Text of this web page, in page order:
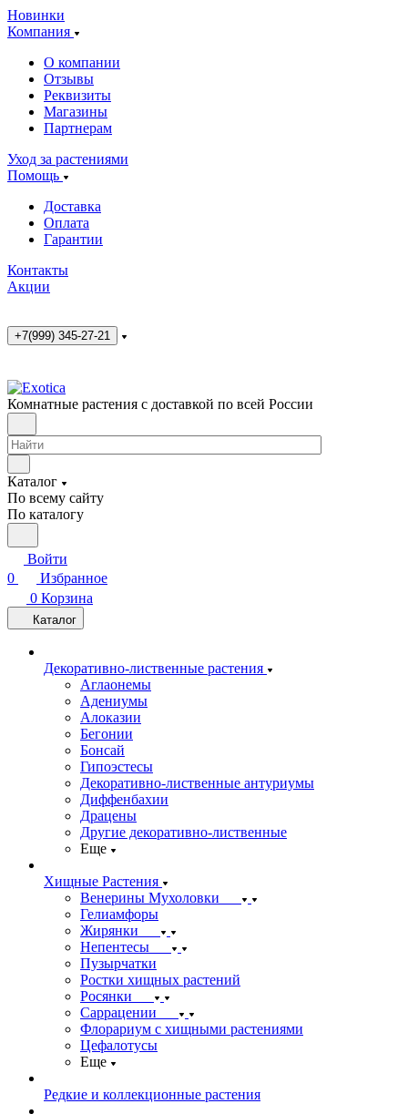
Новинки
Компания
О компании
Отзывы
Реквизиты
Магазины
Партнерам
Уход за растениями
Помощь
Доставка
Оплата
Гарантии
Контакты
Акции
+7(999) 345-27-21
Комнатные растения с доставкой по всей России
Каталог
По всему сайту
По каталогу
Войти
0
Избранное
0 Корзина
Каталог
Декоративно-лиственные растения
Аглаонемы
Адениумы
Алоказии
Бегонии
Бонсай
Гипоэстесы
Декоративно-лиственные антуриумы
Диффенбахии
Драцены
Другие декоративно-лиственные
Еще
Хищные Растения
Венерины Мухоловки
Гелиамфоры
Жирянки
Непентесы
Пузырчатки
Ростки хищных растений
Росянки
Саррацении
Флорариум с хищными растениями
Цефалотусы
Еще
Редкие и коллекционные растения